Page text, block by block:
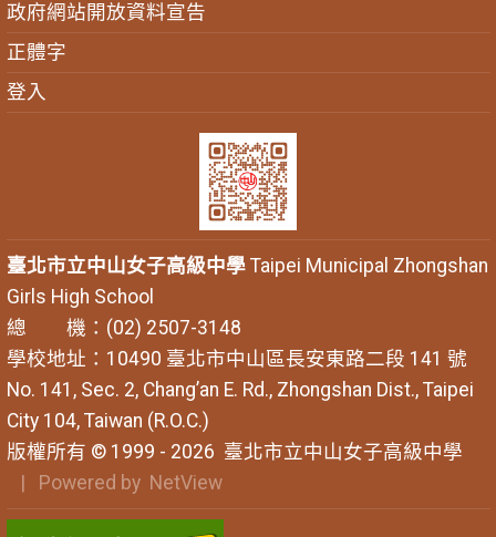
政府網站開放資料宣告
正體字
登入
臺北市立中山女子高級中學Taipei Municipal Zhongshan
Girls High School
總 機：(02) 2507-3148
學校地址：10490 臺北市中山區長安東路二段 141 號
No. 141, Sec. 2, Chang’an E. Rd., Zhongshan Dist., Taipei
City 104, Taiwan (R.O.C.)
版權所有 © 1999 - 2026 臺北市立中山女子高級中學
| Powered by NetView